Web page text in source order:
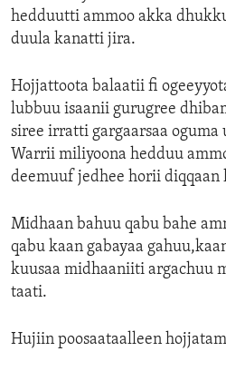
hedduutti ammoo akka
duula kanatti jira.
Hojjattoota balaatii fi
lubbuu isaanii gurugree
siree irratti gargaarsaa
Warrii miliyoona hedduu
deemuuf jedhee horii
Midhaan bahuu qabu bahe
qabu kaan gabayaa
kuusaa midhaaniiti argachuu
taati.
Hujiin poosaataalleen